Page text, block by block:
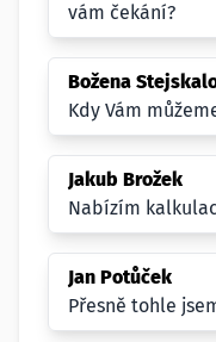
vám čekání?
Božena
Kdy Vám
Jakub Brožek
Nabízím
Jan Potůček
Přesně tohle